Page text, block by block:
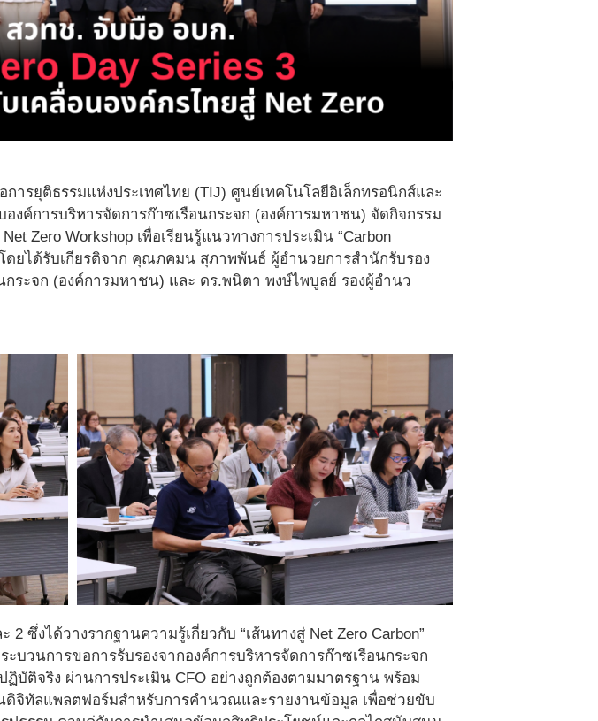
ารยุติธรรมแห่งประเทศไทย (TIJ) ศูนย์เทคโนโลยีอิเล็กทรอนิกส์และ
งค์การบริหารจัดการก๊าซเรือนกระจก (องค์การมหาชน) จัดกิจกรรม
Zero Workshop เพื่อเรียนรู้แนวทางการประเมิน “Carbon
โดยได้รับเกียรติจาก คุณภคมน สุภาพพันธ์ ผู้อำนวยการสำนักรับรอง
ระจก (องค์การมหาชน) และ ดร.พนิตา พงษ์ไพบูลย์ รองผู้อำนว
ซึ่งได้วางรากฐานความรู้เกี่ยวกับ “เส้นทางสู่ Net Zero Carbon”
วนการขอการรับรองจากองค์การบริหารจัดการก๊าซเรือนกระจก
บัติจริง ผ่านการประเมิน CFO อย่างถูกต้องตามมาตรฐาน พร้อม
นดิจิทัลแพลตฟอร์มสำหรับการคำนวณและรายงานข้อมูล เพื่อช่วยขับ